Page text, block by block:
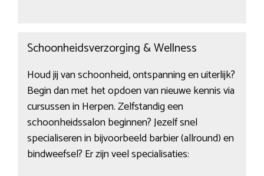
Schoonheidsverzorging & Wellness
Houd jij van schoonheid, ontspanning en uiterlijk?
Begin dan met het opdoen van nieuwe kennis via
cursussen in Herpen. Zelfstandig een
schoonheidssalon beginnen? Jezelf snel
specialiseren in bijvoorbeeld barbier (allround) en
bindweefsel? Er zijn veel specialisaties: